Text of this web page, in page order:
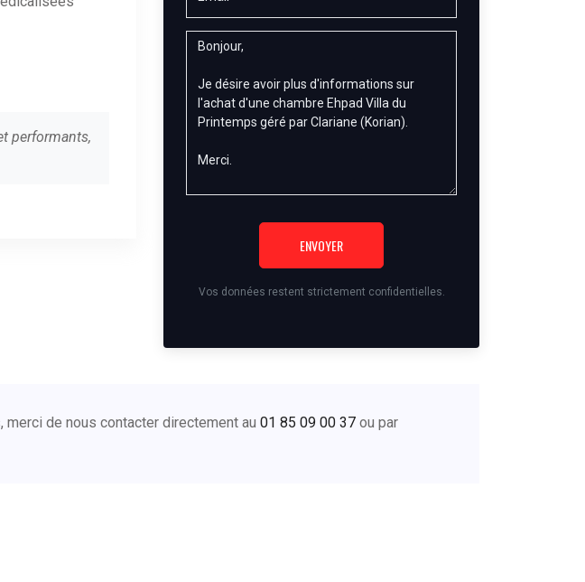
performants,
ENVOYER
Vos données restent strictement confidentielles.
merci de nous contacter directement au 01 85 09 00 37 ou par